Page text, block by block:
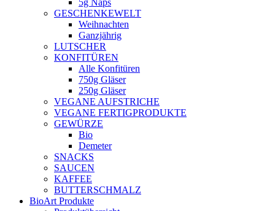
5g Naps
GESCHENKEWELT
Weihnachten
Ganzjährig
LUTSCHER
KONFITÜREN
Alle Konfitüren
750g Gläser
250g Gläser
VEGANE AUFSTRICHE
VEGANE FERTIGPRODUKTE
GEWÜRZE
Bio
Demeter
SNACKS
SAUCEN
KAFFEE
BUTTERSCHMALZ
BioArt Produkte